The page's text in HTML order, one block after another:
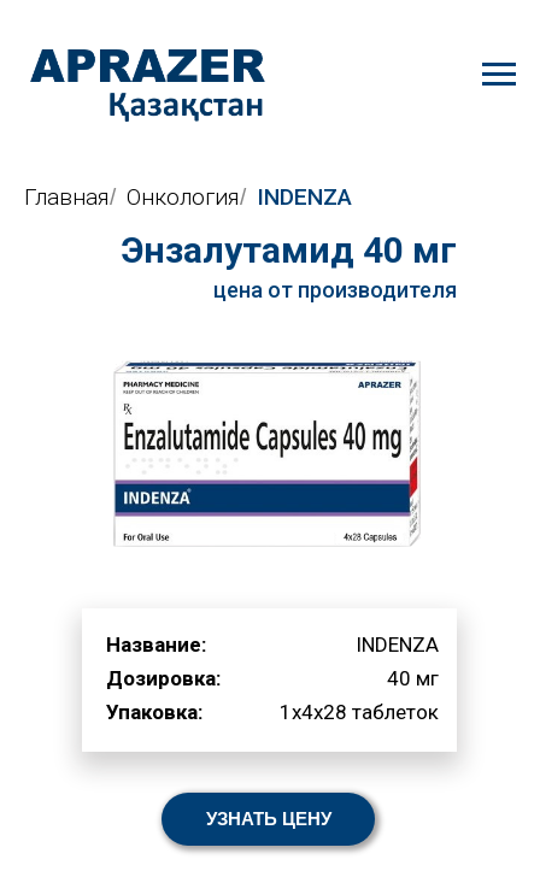
Главная/ Онкология/ INDENZA
Энзалутамид 40 мг
цена
цена от производителя
УЗНАТЬ ЦЕНУ
Название:
Дозировка:
Упаковка:
INDENZA
40 мг
1x4x28 таблеток